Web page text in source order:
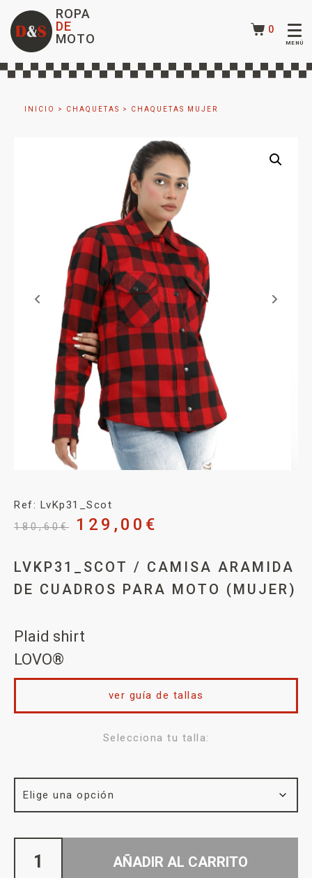
ROPA
DE
MOTO
0
INICIO > CHAQUETAS > CHAQUETAS MUJER
Ref: LvKp31_Scot
180,60€ 129,00 €
LVKP31_SCOT / CAMISA ARAMIDA
DE CUADROS PARA MOTO (MUJER)
Plaid shirt
LOVO®
Selecciona tu talla:
ver guía de tallas
AÑADIR AL CARRITO